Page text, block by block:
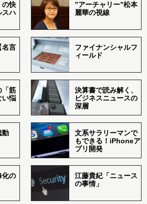
の快
スハ
”アーチャリー”松本
麗華の視線
名言
ファイナンシャルフ
ィールド
「筋
い悩
決算書で読み解く、
ビジネスニュースの
深層
動
文系サラリーマンで
もできる！iPhoneア
プリ開発
化の
江藤貴紀「ニュース
の事情」